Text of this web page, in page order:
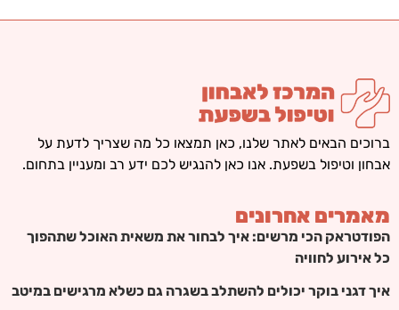
ברוכים הבאים לאתר שלנו, כאן תמצאו כל מה שצריך לדעת על
אבחון וטיפול בשפעת. אנו כאן להנגיש לכם ידע רב ומעניין בתחום.
מאמרים אחרונים
הפודטראק הכי מרשים: איך לבחור את משאית האוכל שתהפוך
כל אירוע לחוויה
איך דגני בוקר יכולים להשתלב בשגרה גם כשלא מרגישים במיטב